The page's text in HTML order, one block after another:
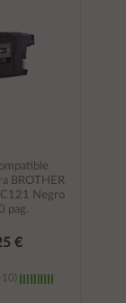
BROTHER
Negro
pag.
€